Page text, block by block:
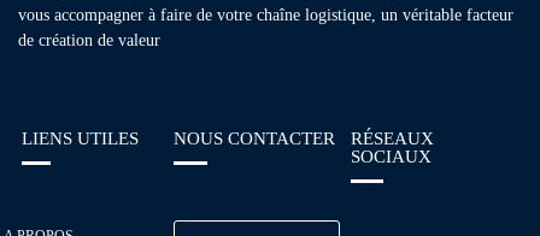
vous accompagner à faire de votre chaîne logistique, un véritable facteur
de création de valeur
LIENS UTILES NOUS CONTACTER
RÉSEAUX
SOCIAUX